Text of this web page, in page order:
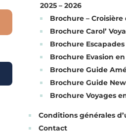
2025 – 2026
Brochure –
Brochure Carol’
Brochure
Brochure Evasion
Brochure Guide
Brochure Guide
Brochure Voyages
Conditions générales
Contact